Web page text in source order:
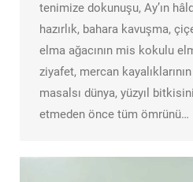
tenimize dokunuşu, Ay’ın
hazırlık, bahara kavuşma,
elma ağacının mis kokulu
ziyafet, mercan
masalsı dünya, yüzyıl
etmeden önce tüm ömrünü…